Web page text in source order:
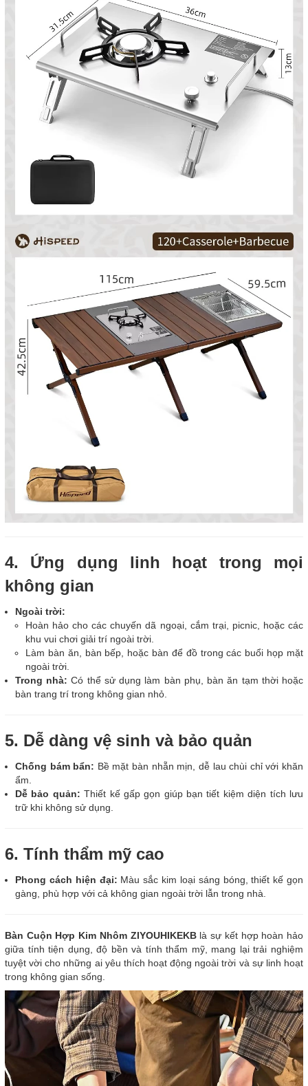
4. Ứng dụng linh hoạt trong mọi
không gian
Ngoài trời:
Hoàn hảo cho các chuyến dã ngoại, cắm trại, picnic, hoặc các
khu vui chơi giải trí ngoài trời.
Làm bàn ăn, bàn bếp, hoặc bàn để đồ trong các buổi họp mặt
ngoài trời.
Trong nhà: Có thể sử dụng làm bàn phụ, bàn ăn tạm thời hoặc
bàn trang trí trong không gian nhỏ.
5. Dễ dàng vệ sinh và bảo quản
Chống bám bẩn: Bề mặt bàn nhẵn mịn, dễ lau chùi chỉ với khăn
ẩm.
Dễ bảo quản: Thiết kế gấp gọn giúp bạn tiết kiệm diện tích lưu
trữ khi không sử dụng.
6. Tính thẩm mỹ cao
Phong cách hiện đại: Màu sắc kim loại sáng bóng, thiết kế gọn
gàng, phù hợp với cả không gian ngoài trời lẫn trong nhà.
Bàn Cuộn Hợp Kim Nhôm ZIYOUHIKEKBlà sự kết hợp hoàn hảo
giữa tính tiện dụng, độ bền và tính thẩm mỹ, mang lại trải nghiệm
tuyệt vời cho những ai yêu thích hoạt động ngoài trời và sự linh hoạt
trong không gian sống.